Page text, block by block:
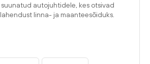
autojuhtidele, kes otsivad
linna- ja maanteesõiduks.